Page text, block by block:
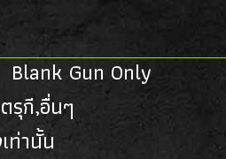
Gun Only
รุกี,อื่นๆ
ท่านั้น